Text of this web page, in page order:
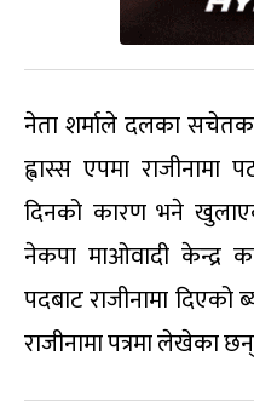
नेता शर्माले दलका
ह्वास्स एपमा राजीनामा
दिनको कारण भने
नेकपा माओवादी केन्द्र
पदबाट राजीनामा दिएको
राजीनामा पत्रमा लेखेका